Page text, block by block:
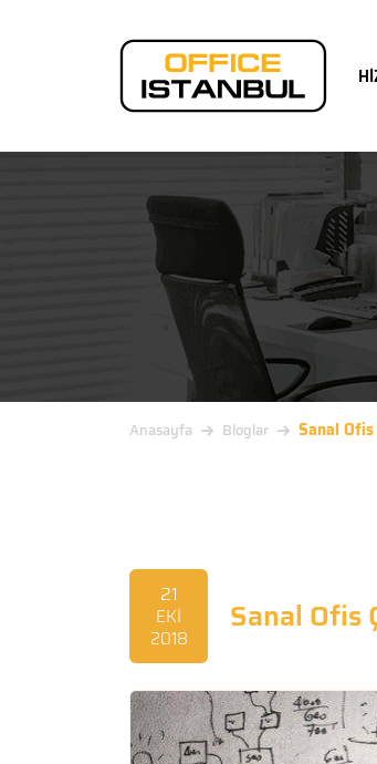
Anasayfa Bloglar Sanal
21
EKİ
2018
Sanal Ofis